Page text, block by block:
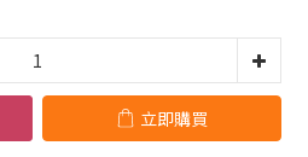
立即購買